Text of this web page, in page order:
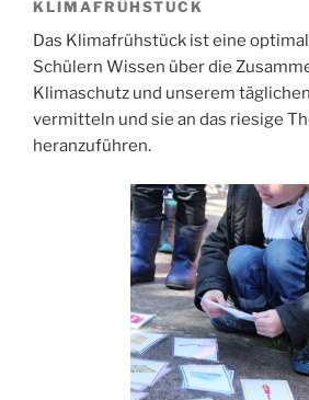
KLIMAFRÜHSTÜCK
Das Klimafrühstück ist eine
Schülern Wissen über die
Klimaschutz und unserem
vermitteln und sie an das riesige
heranzuführen.